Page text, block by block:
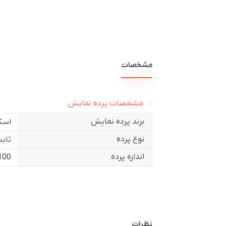
مشخصات
مشخصات پرده نمایش
برند پرده نمایش
نوع پرده
اندازه پرده
100
نظرات